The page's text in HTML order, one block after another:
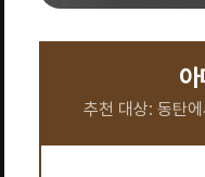
추천 대상: 동탄